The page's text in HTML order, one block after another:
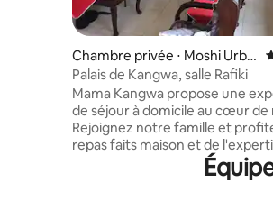
Chambre privée ⋅ Moshi Urba
n
Palais de Kangwa, salle Rafiki
Mama Kangwa propose une
de séjour à domicile au cœur de
Rejoignez notre famille et
repas faits maison et de
Mon jardin est ma fierté et ma
vous invite à venir vous